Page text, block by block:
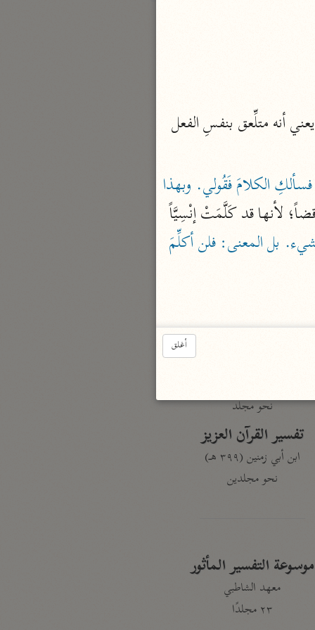
نحو مجلد
نحو ٣ مجلدات
أنوار التنزيل
البيضاوي (٦٨٥ هـ)
نحو ٣ مجلدات
نحو مجلد
تفسير القرآن العزيز
ابن أبي زمنين (٣٩٩ هـ)
نحو مجلدين
موسوعة التفسير المأثور
معهد الشاطبي
٢٣ مجلدًا
يعني أنه متلِّعق بنفسِ الفعل
/ كلامٌ، فيكون ذلك تناقضاً؛ لأنها قد كَلَّمَتْ إنْسِيَّاً
أغلق